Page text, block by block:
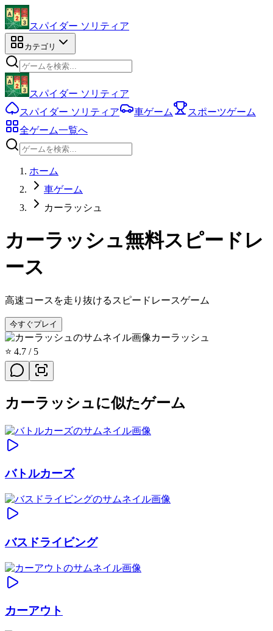
スパイダー ソリティア
カテゴリ
スパイダー ソリティア
スパイダー ソリティア
車ゲーム
スポーツゲーム
全ゲーム一覧へ
ホーム
車ゲーム
カーラッシュ
カーラッシュ無料スピードレ
ース
高速コースを走り抜けるスピードレースゲーム
今すぐプレイ
カーラッシュ
⭐ 4.7 / 5
カーラッシュに似たゲーム
バトルカーズ
バスドライビング
カーアウト